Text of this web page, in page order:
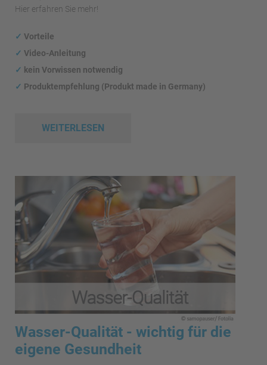
Hier erfahren Sie mehr!
✓ Vorteile
✓ Video-Anleitung
✓ kein Vorwissen notwendig
✓ Produktempfehlung (Produkt made in Germany)
WEITERLESEN
Wasser-Qualität - wichtig für die
eigene Gesundheit